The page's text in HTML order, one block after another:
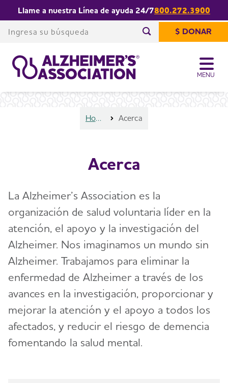
MENU
Llame a nuestra Línea de ayuda 24/7800.272.3900
Comienza su$ DONAR
Share or print
this page
Home Acerca
Acerca
La Alzheimer’s Association es la
organización de salud voluntaria líder en la
atención, el apoyo y la investigación del
Alzheimer. Nos imaginamos un mundo sin
Alzheimer. Trabajamos para eliminar la
enfermedad de Alzheimer a través de los
avances en la investigación, proporcionar y
mejorar la atención y el apoyo a todos los
afectados, y reducir el riesgo de demencia
fomentando la salud mental.